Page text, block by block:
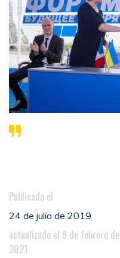
Publicado el
24 de julio de 2019
actualizado el 9 de febrero de
2021